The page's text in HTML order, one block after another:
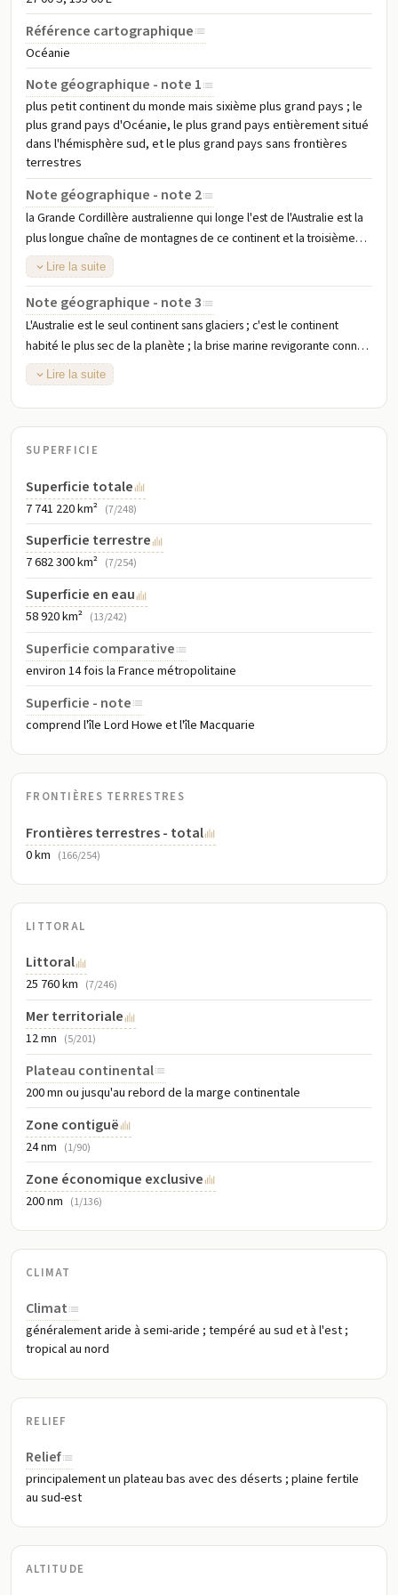
années 2000, la politique australienne devint instable avec
de fréquentes tentatives d'évincer les chefs de parti,
notamment cinq changements de premier ministre entre
2010 et 2018. En conséquence, les deux principaux partis
instituèrent des règles pour rendre plus difficile la
destitution d'un chef de parti.
Référence cartographique
Océanie
Note géographique - note 1
plus petit continent du monde mais sixième plus grand pays ; le
plus grand pays d'Océanie, le plus grand pays entièrement situé
dans l'hémisphère sud, et le plus grand pays sans frontières
terrestres
Note géographique - note 2
la Grande Cordillère australienne qui longe l'est de l'Australie est la
plus longue chaîne de montagnes de ce continent et la troisième
plus longue chaîne terrestre du monde ; le terme « Grande
Cordillère australienne » fait référence au fait que les montagnes
forment une ligne de partage des eaux à partir de laquelle toutes
les rivières de l'est de l'Australie s'écoulent – vers l'est, l'ouest, le
nord et le sud
Lire la suite
Note géographique - note 3
L'Australie est le seul continent sans glaciers ; c'est le continent
habité le plus sec de la planète ; la brise marine revigorante connue
sous le nom de « Docteur de Fremantle » affecte la ville de Perth sur
la côte ouest et est l'un des vents les plus réguliers au monde ;
l'Australie abrite 10 % de la biodiversité mondiale, et un grand
nombre de sa flore et de sa faune n'existent nulle part ailleurs dans
le monde
Lire la suite
SUPERFICIE
Superficie totale
7 741 220 km² (7/248)
Superficie terrestre
7 682 300 km² (7/254)
Superficie en eau
58 920 km² (13/242)
Superficie comparative
environ 14 fois la France métropolitaine
Superficie - note
comprend l'île Lord Howe et l'île Macquarie
FRONTIÈRES TERRESTRES
Frontières terrestres - total
0 km (166/254)
LITTORAL
Littoral
25 760 km (7/246)
Mer territoriale
12 mn (5/201)
Plateau continental
200 mn ou jusqu'au rebord de la marge continentale
Zone contiguë
24 nm (1/90)
Zone économique exclusive
200 nm (1/136)
CLIMAT
Climat
généralement aride à semi-aride ; tempéré au sud et à l'est ;
tropical au nord
RELIEF
Relief
principalement un plateau bas avec des déserts ; plaine fertile
au sud-est
ALTITUDE